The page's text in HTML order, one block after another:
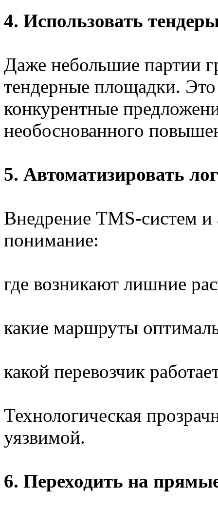
4. Использовать
Даже небольшие партии
тендерные площадки. Это
конкурентные
необоснованного
5. Автоматизировать
Внедрение TMS-систем и
понимание:
где возникают лишние
какие маршруты
какой перевозчик
Технологическая
уязвимой.
6. Переходить на